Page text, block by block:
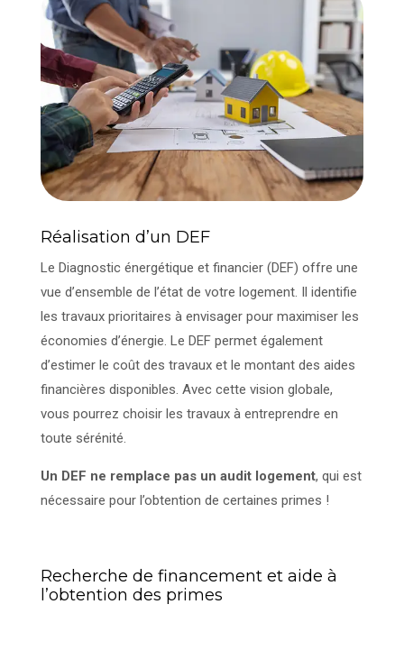
Réalisation d’un DEF
Le Diagnostic énergétique et financier (DEF) offre une
vue d’ensemble de l’état de votre logement. Il identifie
les travaux prioritaires à envisager pour maximiser les
économies d’énergie. Le DEF permet également
d’estimer le coût des travaux et le montant des aides
financières disponibles. Avec cette vision globale,
vous pourrez choisir les travaux à entreprendre en
toute sérénité.
Un DEF ne remplace pas un audit logement, qui est
nécessaire pour l’obtention de certaines primes !
Recherche de financement et aide à
l’obtention des primes